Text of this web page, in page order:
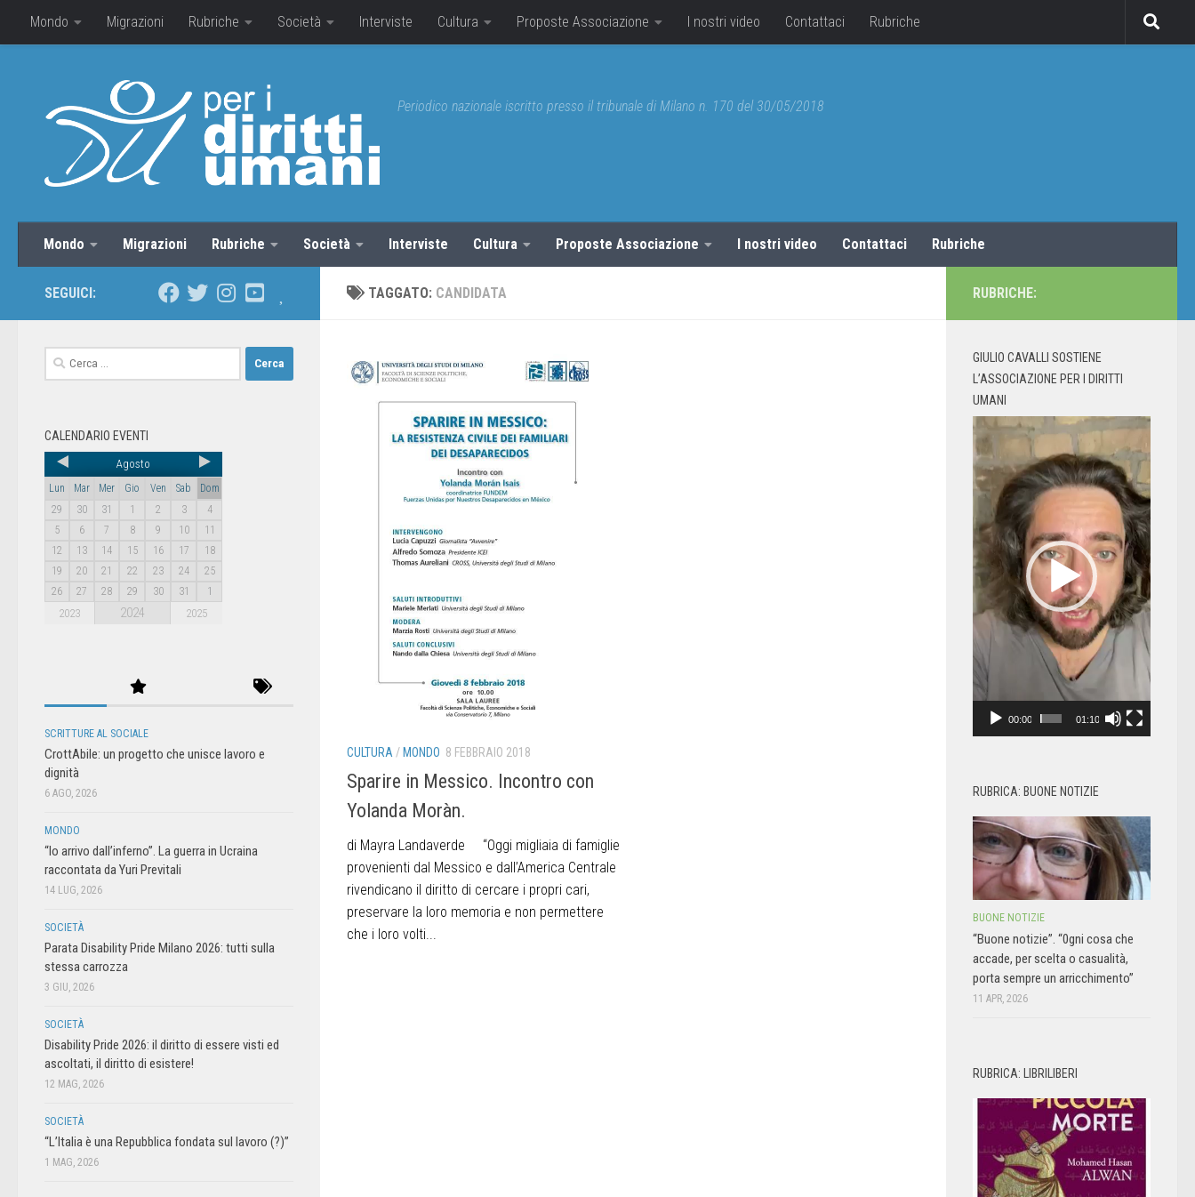
Mondo Migrazioni Rubriche Società Interviste Cultura Proposte Associazione I nostri video Contattaci Rubriche
Periodico nazionale iscritto presso il tribunale di Milano n. 170 del 30/05/2018
Mondo Migrazioni Rubriche Società Interviste Cultura Proposte Associazione I nostri video Contattaci Rubriche
TAGGATO: CANDIDATA
CULTURA / MONDO 8 FEBBRAIO 2018
Sparire in Messico. Incontro con
Yolanda Moràn.
di Mayra Landaverde “Oggi migliaia di famiglie
provenienti dal Messico e dall’America Centrale
rivendicano il diritto di cercare i propri cari,
preservare la loro memoria e non permettere
che i loro volti...
SEGUICI:
CALENDARIO EVENTI
Agosto
Lun Mar Mer Gio Ven Sab
Dom
29
30 31 1 2 3
4
5
6 7 8 9 10
11
12
13 14 15 16 17
18
19
20 21 22 23 24
25
26
27 28 29 30 31 1
2023 2024 2025
SCRITTURE AL SOCIALE
CrottAbile: un progetto che unisce lavoro e
dignità
6 AGO, 2026
MONDO
“Io arrivo dall’inferno”. La guerra in Ucraina
raccontata da Yuri Previtali
14 LUG, 2026
SOCIETÀ
Parata Disability Pride Milano 2026: tutti sulla
stessa carrozza
3 GIU, 2026
SOCIETÀ
Disability Pride 2026: il diritto di essere visti ed
ascoltati, il diritto di esistere!
12 MAG, 2026
SOCIETÀ
“L’Italia è una Repubblica fondata sul lavoro (?)”
1 MAG, 2026
RUBRICHE:
GIULIO CAVALLI SOSTIENE
L’ASSOCIAZIONE PER I DIRITTI
UMANI
Video
Player
00:00 01:10
RUBRICA: BUONE NOTIZIE
BUONE NOTIZIE
“Buone notizie”. “0gni cosa che
accade, per scelta o casualità,
porta sempre un arricchimento”
11 APR, 2026
RUBRICA: LIBRILIBERI